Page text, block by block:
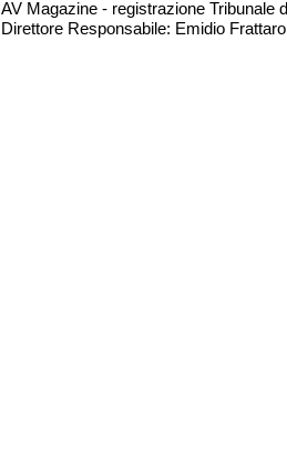
AV Magazine - registrazione Tribunale
Direttore Responsabile: Emidio